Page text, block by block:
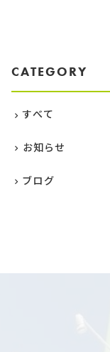
CATEGORY
すべて
お知らせ
ブログ